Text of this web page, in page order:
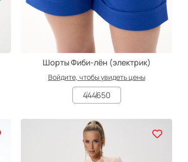
Шорты Фиби-лён (электрик)
Войдите, чтобы увидеть цены
444650